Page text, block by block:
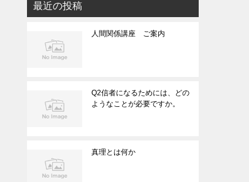
最近の投稿
人間関係講座 ご案内
Q2信者になるためには、どの
ようなことが必要ですか。
真理とは何か